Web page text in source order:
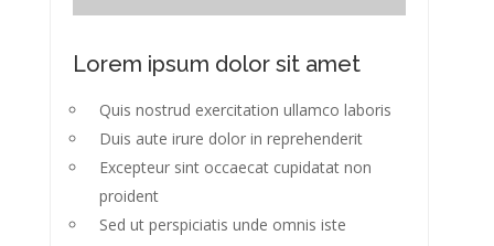
Lorem ipsum dolor sit amet
Quis nostrud exercitation ullamco laboris
Duis aute irure dolor in reprehenderit
Excepteur sint occaecat cupidatat non
proident
Sed ut perspiciatis unde omnis iste